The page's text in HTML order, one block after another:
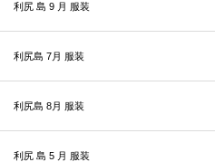
利尻 島 9 月 服装
利尻島 7月 服装
利尻島 8月 服装
利尻 島 5 月 服装